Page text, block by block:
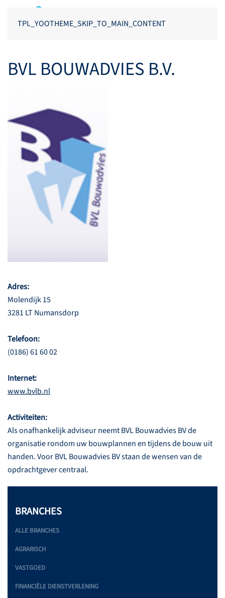
TPL_YOOTHEME_SKIP_TO_MAIN_CONTENT
BVL BOUWADVIES B.V.
Adres:
Molendijk 15
3281 LT Numansdorp
Telefoon:
(0186) 61 60 02
Internet:
www.bvlb.nl
Activiteiten:
Als onafhankelijk adviseur neemt BVL Bouwadvies BV de
organisatie rondom uw bouwplannen en tijdens de bouw uit
handen. Voor BVL Bouwadvies BV staan de wensen van de
opdrachtgever centraal.
BRANCHES
ALLE BRANCHES
AGRARISCH
VASTGOED
FINANCIËLE DIENSTVERLENING